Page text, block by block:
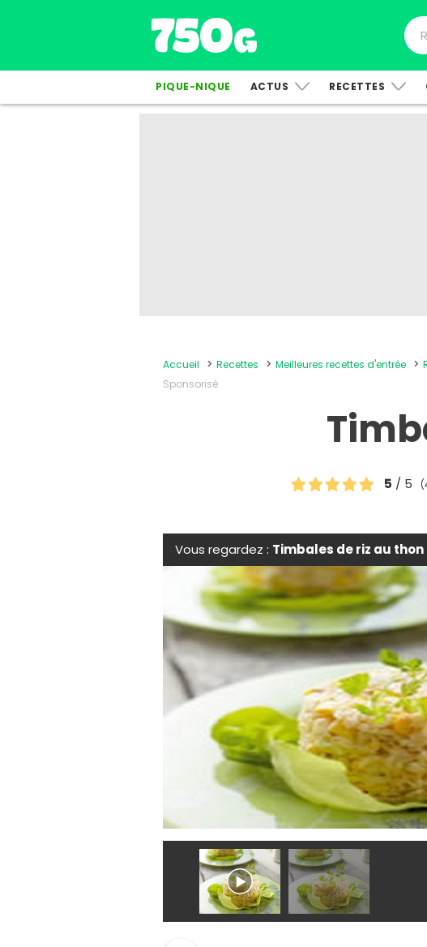
PIQUE-NIQUE ACTUS RECETTES
Accueil Recettes Meilleures recettes d'entrée
Sponsorisé
5 / 5
Vous regardez : Timbales de riz au thon